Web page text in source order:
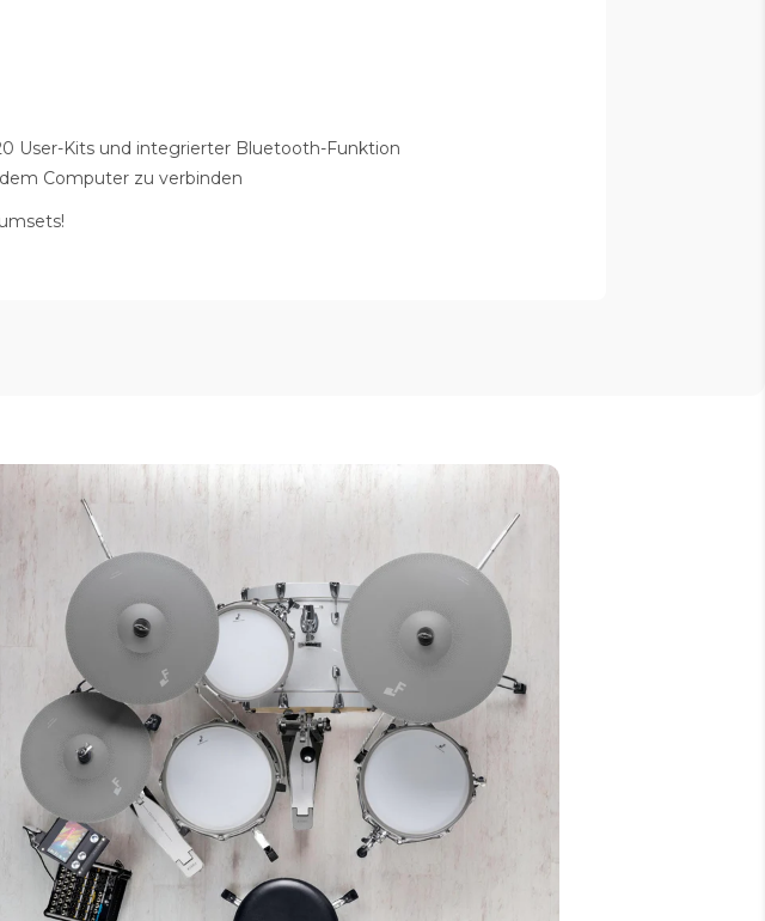
User-Kits und integrierter Bluetooth-Funktion
Computer zu verbinden